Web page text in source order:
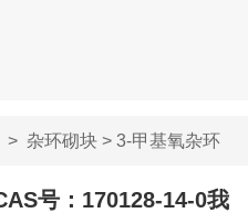
杂环砌块> 3-甲基氧杂环
号：170128-14-0我